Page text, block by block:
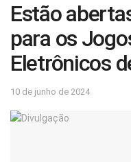
Estão
para os
Eletrônicos
10 de junho de 2024